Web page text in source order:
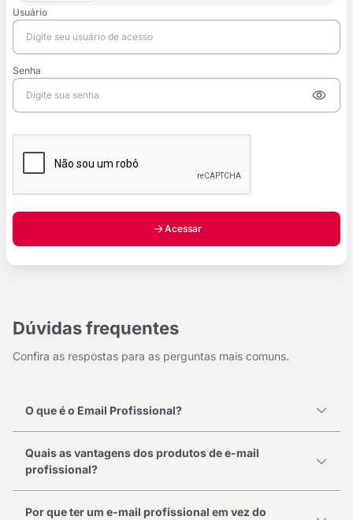
Usuário
Senha
Acessar
Dúvidas frequentes
Confira as respostas para as perguntas mais comuns.
O que é o Email Profissional?
Quais as vantagens dos produtos de e-mail
profissional?
Por que ter um e-mail profissional em vez do